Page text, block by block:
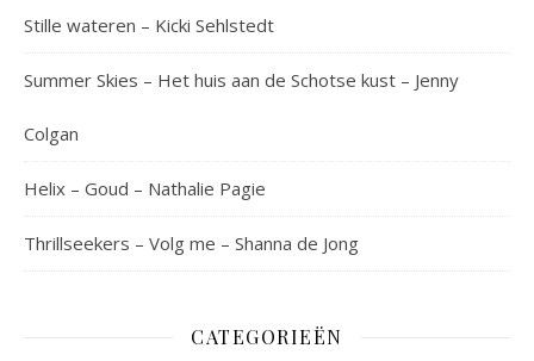
Stille wateren – Kicki Sehlstedt
Summer Skies – Het huis aan de Schotse kust – Jenny
Colgan
Helix – Goud – Nathalie Pagie
Thrillseekers – Volg me – Shanna de Jong
CATEGORIEËN